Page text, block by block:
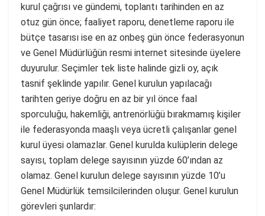
kurul çağrısı ve gündemi, toplantı tarihinden en az
otuz gün önce; faaliyet raporu, denetleme raporu ile
bütçe tasarısı ise en az onbeş gün önce federasyonun
ve Genel Müdürlüğün resmi internet sitesinde üyelere
duyurulur. Seçimler tek liste halinde gizli oy, açık
tasnif şeklinde yapılır. Genel kurulun yapılacağı
tarihten geriye doğru en az bir yıl önce faal
sporculuğu, hakemliği, antrenörlüğü bırakmamış kişiler
ile federasyonda maaşlı veya ücretli çalışanlar genel
kurul üyesi olamazlar. Genel kurulda kulüplerin delege
sayısı, toplam delege sayısının yüzde 60’ından az
olamaz. Genel kurulun delege sayısının yüzde 10’u
Genel Müdürlük temsilcilerinden oluşur. Genel kurulun
görevleri şunlardır: